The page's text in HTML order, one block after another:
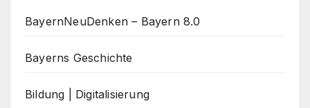
BayernNeuDenken – Bayern 8.0
Bayerns Geschichte
Bildung | Digitalisierung